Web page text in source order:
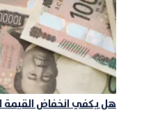
هل يكفي انخفاض القيمة